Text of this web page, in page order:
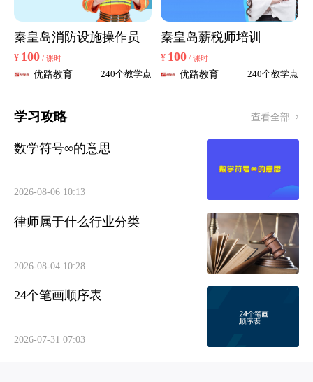
秦皇岛消防设施操作员
¥ 100 / 课时
优路教育 240个教学点
秦皇岛薪税师培训
¥ 100 / 课时
优路教育 240个教学点
学习攻略 查看全部
数学符号∞的意思
2026-08-06 10:13
律师属于什么行业分类
2026-08-04 10:28
24个笔画顺序表
2026-07-31 07:03